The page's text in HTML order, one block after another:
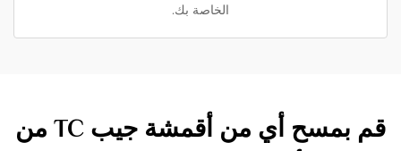
الخاصة بك.
قم بمسح أي من أقمشة جيب TC من